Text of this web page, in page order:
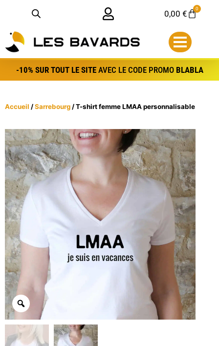
0,00€ 0
Panier
-10% SUR TOUT LE SITEAVEC LE CODE PROMO BLABLA
Accueil /Sarrebourg/ T-shirt femme LMAA personnalisable
Panneau de gestion des bredele